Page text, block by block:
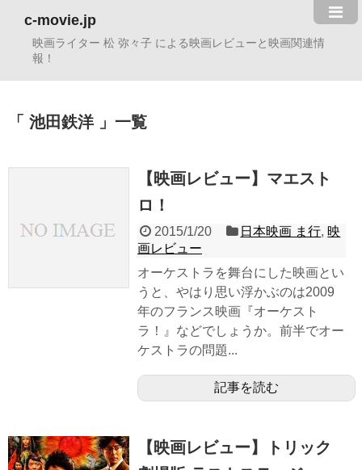
c-movie.jp
映画ライター 松 弥々子 による映画レビューと映画関連情
報！
池田鉄洋 一覧
【映画レビュー】マエスト
ロ！
2015/1/20 日本映画 ま行, 映
画レビュー
オーケストラを舞台にした映画とい
うと、やはり思い浮かぶのは2009
年のフランス映画『オーケスト
ラ！』などでしょうか。前半でオー
ケストラの問題...
記事を読む
【映画レビュー】トリック